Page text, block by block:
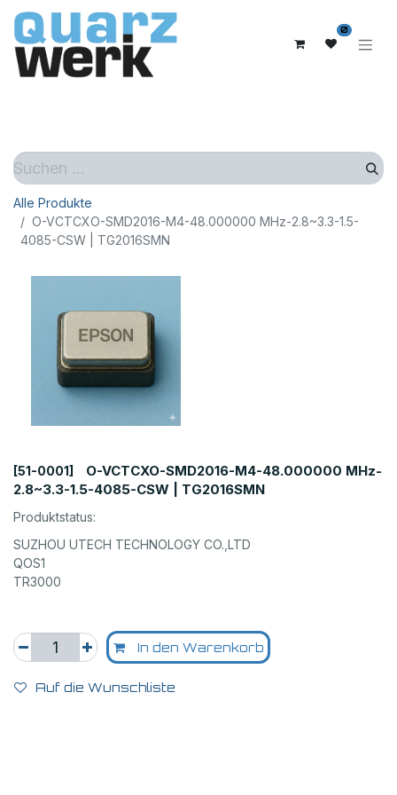
0
Alle Produkte
O-VCTCXO-SMD2016-M4-48.000000 MHz-2.8~3.3-1.5-
4085-CSW | TG2016SMN
[51-0001]
O-VCTCXO-SMD2016-M4-48.000000 MHz-
2.8~3.3-1.5-4085-CSW | TG2016SMN
Produktstatus:
SUZHOU UTECH TECHNOLOGY CO.,LTD
QOS1
TR3000
In den Warenkorb
Auf die Wunschliste